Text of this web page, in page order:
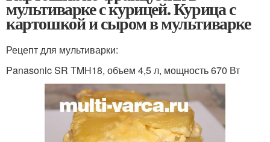
мультиварке с курицей. Курица с
картошкой и сыром в мультиварке
Рецепт для мультиварки:
Panasonic SR TMH18, объем 4,5 л, мощность 670 Вт